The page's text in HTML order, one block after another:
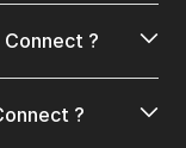
?
?